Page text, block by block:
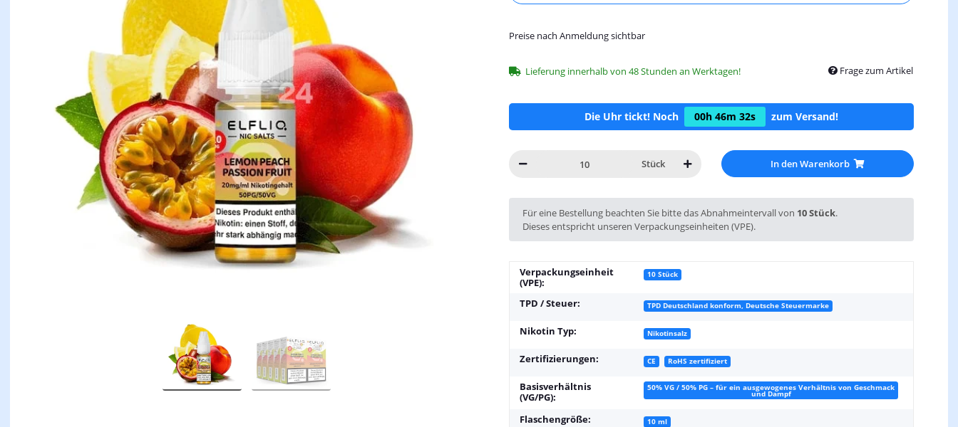
Preise nach Anmeldung sichtbar
Lieferung innerhalb von 48 Stunden an Werktagen! Frage zum Artikel
Die Uhr tickt! Noch 00h 46m 31s zum Versand!
Stück In den Warenkorb
x
Für eine Bestellung beachten Sie bitte das Abnahmeintervall von 10 Stück.
Dieses entspricht unseren Verpackungseinheiten (VPE).
Verpackungseinheit
(VPE):
10 Stück
TPD / Steuer: TPD Deutschland konform, Deutsche Steuermarke
Nikotin Typ: Nikotinsalz
Zertifizierungen: CE RoHS zertifiziert
Basisverhältnis
(VG/PG):
50% VG / 50% PG – für ein ausgewogenes Verhältnis von Geschmack
und Dampf
Flaschengröße: 10 ml